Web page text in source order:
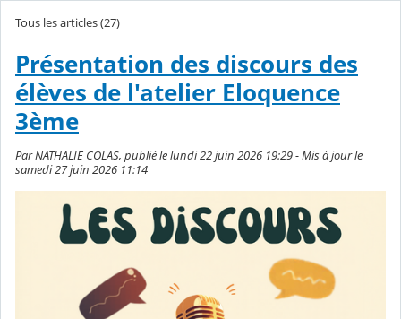
Tous les articles (27)
Présentation des discours des
élèves de l'atelier Eloquence
3ème
Par NATHALIE COLAS, publié le lundi 22 juin 2026 19:29 - Mis à jour le
samedi 27 juin 2026 11:14